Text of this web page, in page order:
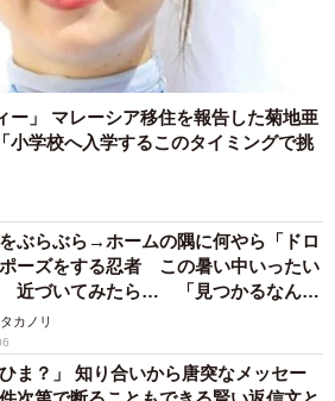
ー」 マレーシア移住を報告した菊地亜
学校へ入学するこのタイミングで挑
ぶらぶら→ホームの隅に何やら「ドロ
ーズをする忍者 この暑い中いったい
近づいてみたら… 「見つかるなんて
カノリ
ひま？」 知り合いから唐突なメッセー